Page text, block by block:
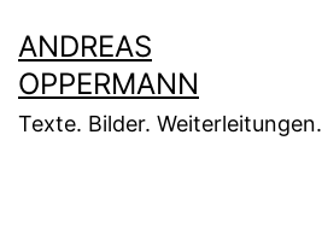
Inhalt
springen
ANDREAS
OPPERMANN
Texte. Bilder. Weiterleitungen.